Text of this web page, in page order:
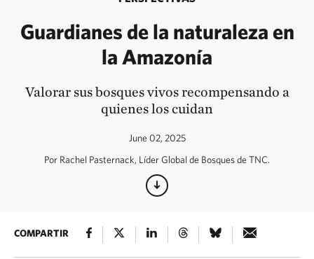
Guardianes de la naturaleza en
la Amazonía
Valorar sus bosques vivos recompensando a
quienes los cuidan
June 02, 2025
Por Rachel Pasternack, Líder Global de Bosques de TNC.
COMPARTIR